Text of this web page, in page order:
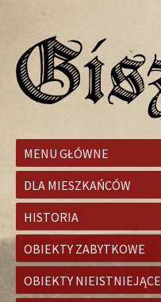
MENU GŁÓWNE
DLA MIESZKAŃCÓW
HISTORIA
OBIEKTY ZABYTKOWE
OBIEKTY NIEISTNIEJĄCE